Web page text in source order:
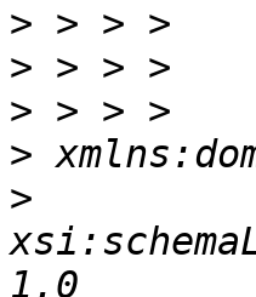
>
>
>
>
>